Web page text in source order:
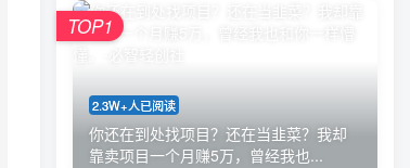
2.3W+人已阅读
你还在到处找项目？还在当韭菜？我却
靠卖项目一个月赚5万，曾经我也...
TOP1